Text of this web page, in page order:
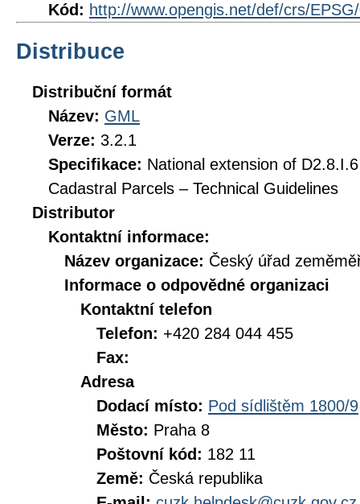
Kód: http://www.opengis.net/def/crs/
Distribuce
Distribuční formát
Název: GML
Verze: 3.2.1
Specifikace: National extension of
Cadastral Parcels – Technical Guidelines
Distributor
Kontaktní informace:
Název organizace: Český úřad
Informace o odpovědné organizaci
Kontaktní telefon
Telefon: +420 284 044 455
Fax:
Adresa
Dodací místo: Pod sídlištěm 1800/9
Město: Praha 8
Poštovní kód: 182 11
Země: Česká republika